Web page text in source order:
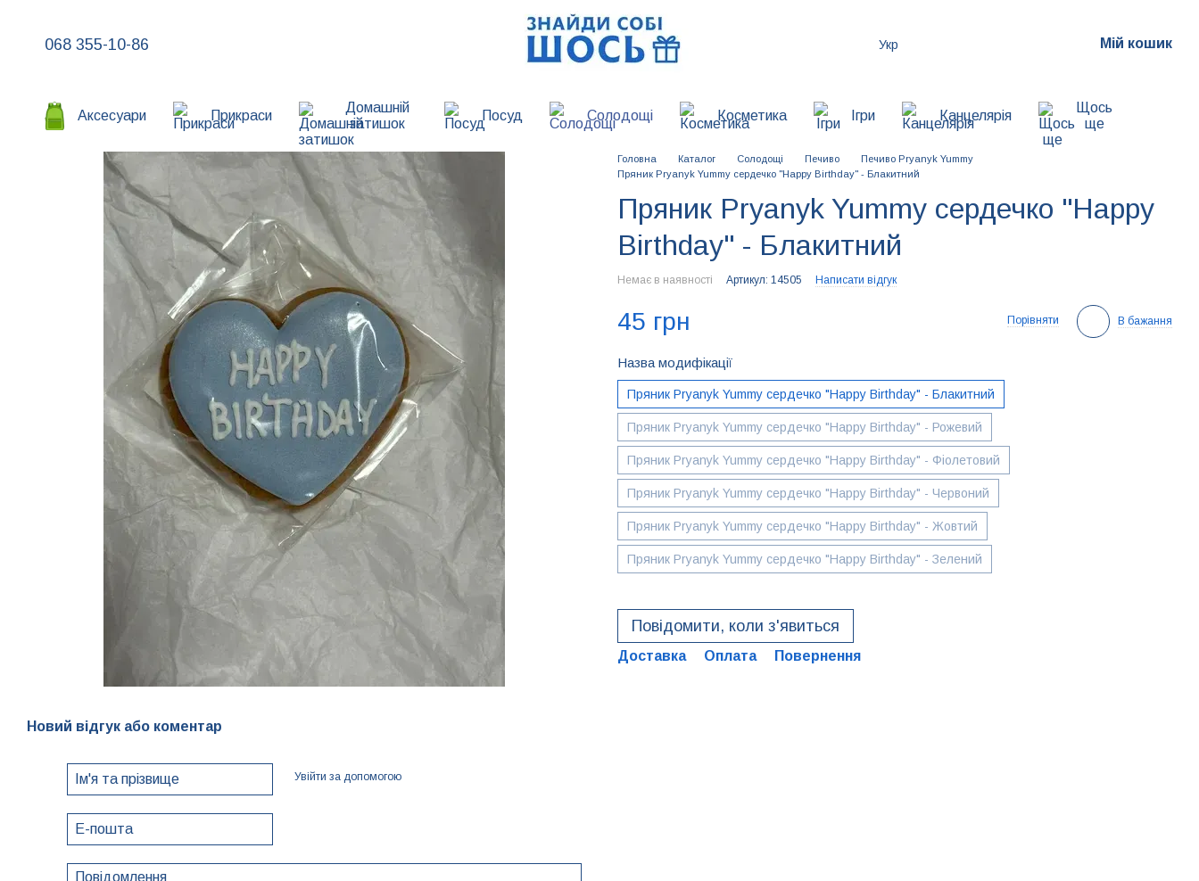
068 355-10-86 Укр Мій кошик
Аксесуари Прикраси
Домашній
затишок
Посуд Солодощі Косметика Ігри Канцелярія
Щось
ще
Новий відгук або коментар
Увійти за допомогою
Головна Каталог Солодощі Печиво
Печиво Pryanyk Yummy
Пряник Pryanyk Yummy сердечко "Happy Birthday" - Блакитний
Пряник Pryanyk Yummy сердечко "Happy
Birthday" - Блакитний
Немає в наявності Артикул: 14505 Написати відгук
45 грн Порівняти В бажання
Назва модифікації
Пряник Pryanyk Yummy сердечко "Happy Birthday" - Блакитний
Пряник Pryanyk Yummy сердечко "Happy Birthday" - Рожевий
Пряник Pryanyk Yummy сердечко "Happy Birthday" - Фіолетовий
Пряник Pryanyk Yummy сердечко "Happy Birthday" - Червоний
Пряник Pryanyk Yummy сердечко "Happy Birthday" - Жовтий
Пряник Pryanyk Yummy сердечко "Happy Birthday" - Зелений
Повідомити, коли з'явиться
Доставка Оплата Повернення